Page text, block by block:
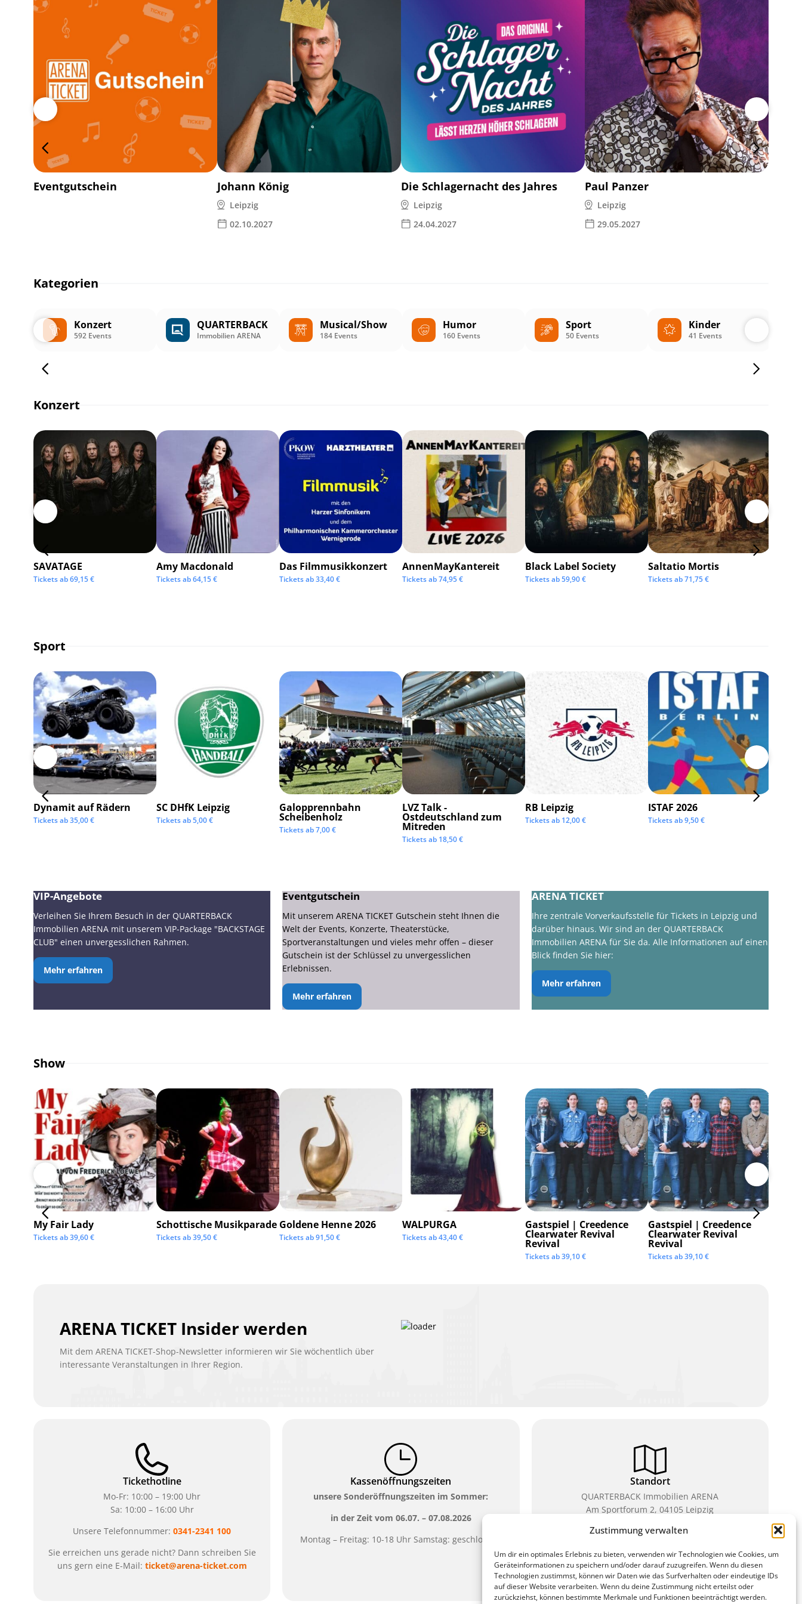
Zustimmung verwalten
Um dir ein optimales Erlebnis zu bieten, verwenden wir Technologien wie Cookies, um
Geräteinformationen zu speichern und/oder darauf zuzugreifen. Wenn du diesen
Technologien zustimmst, können wir Daten wie das Surfverhalten oder eindeutige IDs
auf dieser Website verarbeiten. Wenn du deine Zustimmung nicht erteilst oder
zurückziehst, können bestimmte Merkmale und Funktionen beeinträchtigt werden.
Eventgutschein Johann König
Leipzig
02.10.2027
Die Schlagernacht des Jahres
Leipzig
24.04.2027
Paul Panzer
Leipzig
29.05.2027
Kategorien
Konzert
592 Events
QUARTERBACK
Immobilien ARENA
Musical/Show
184 Events
Humor
160 Events
Sport
50 Events
Kinder
41 Events
Konzert
SAVATAGE
Tickets ab69,15€
Amy Macdonald
Tickets ab64,15€
Das Filmmusikkonzert
Tickets ab33,40€
AnnenMayKantereit
Tickets ab74,95€
Black Label Society
Tickets ab59,90€
Saltatio Mortis
Tickets ab71,75€
Sport
Dynamit auf Rädern
Tickets ab35,00€
SC DHfK Leipzig
Tickets ab5,00€
Galopprennbahn
Scheibenholz
Tickets ab7,00€
LVZ Talk -
Ostdeutschland zum
Mitreden
Tickets ab 18,50€
RB Leipzig
Tickets ab 12,00€
ISTAF 2026
Tickets ab9,50€
VIP-Angebote
Verleihen Sie Ihrem Besuch in der QUARTERBACK
Immobilien ARENA mit unserem VIP-Package "BACKSTAGE
CLUB" einen unvergesslichen Rahmen.
Mehr erfahren
Eventgutschein
Mit unserem ARENA TICKET Gutschein steht Ihnen die
Welt der Events, Konzerte, Theaterstücke,
Sportveranstaltungen und vieles mehr offen – dieser
Gutschein ist der Schlüssel zu unvergesslichen
Erlebnissen.
Mehr erfahren
ARENA TICKET
Ihre zentrale Vorverkaufsstelle für Tickets in Leipzig und
darüber hinaus. Wir sind an der QUARTERBACK
Immobilien ARENA für Sie da. Alle Informationen auf einen
Blick finden Sie hier:
Mehr erfahren
Show
My Fair Lady
Tickets ab39,60€
Schottische Musikparade
Tickets ab39,50€
Goldene Henne 2026
Tickets ab91,50€
WALPURGA
Tickets ab43,40€
Gastspiel | Creedence
Clearwater Revival
Revival
Tickets ab39,10€
Gastspiel | Creedence
Clearwater Revival
Revival
Tickets ab39,10€
ARENA TICKET Insider werden
Mit dem ARENA TICKET-Shop-Newsletter informieren wir Sie wöchentlich über
interessante Veranstaltungen in Ihrer Region.
Tickethotline
Mo-Fr: 10:00 – 19:00 Uhr
Sa: 10:00 – 16:00 Uhr
Unsere Telefonnummer:0341-2341 100
Sie erreichen uns gerade nicht? Dann schreiben Sie
uns gern eine E-Mail: ticket@arena-ticket.com
Kassenöffnungszeiten
unsere Sonderöffnungszeiten im Sommer:
in der Zeit vom 06.07. – 07.08.2026
Montag – Freitag: 10-18 Uhr Samstag: geschlossen
Standort
QUARTERBACK Immobilien ARENA
Am Sportforum 2, 04105 Leipzig
Sie erreichen uns mit dem Öffentlichen Nahverkehr:
Waldplatz/Arena. Kostenfreies Parken ist während
des Ticketkaufs möglich.